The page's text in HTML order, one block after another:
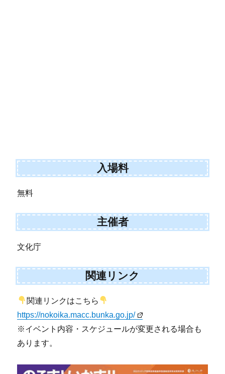
入場料
無料
主催者
文化庁
関連リンク
関連リンクはこちら
https://nokoika.macc.bunka.go.jp/
※イベント内容・スケジュールが変更される場合も
あります。